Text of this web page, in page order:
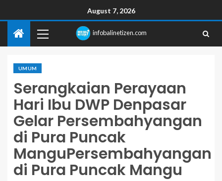
August 7, 2026
infobalinetizen.com
UMUM
Serangkaian Perayaan
Hari Ibu DWP Denpasar
Gelar Persembahyangan
di Pura Puncak
ManguPersembahyangan
di Pura Puncak Mangu